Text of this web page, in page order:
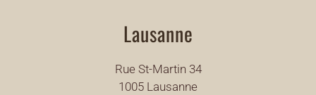
Lausanne
Rue St-Martin 34
1005 Lausanne